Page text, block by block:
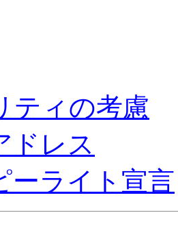
ティの考慮
ドレス
ーライト宣言